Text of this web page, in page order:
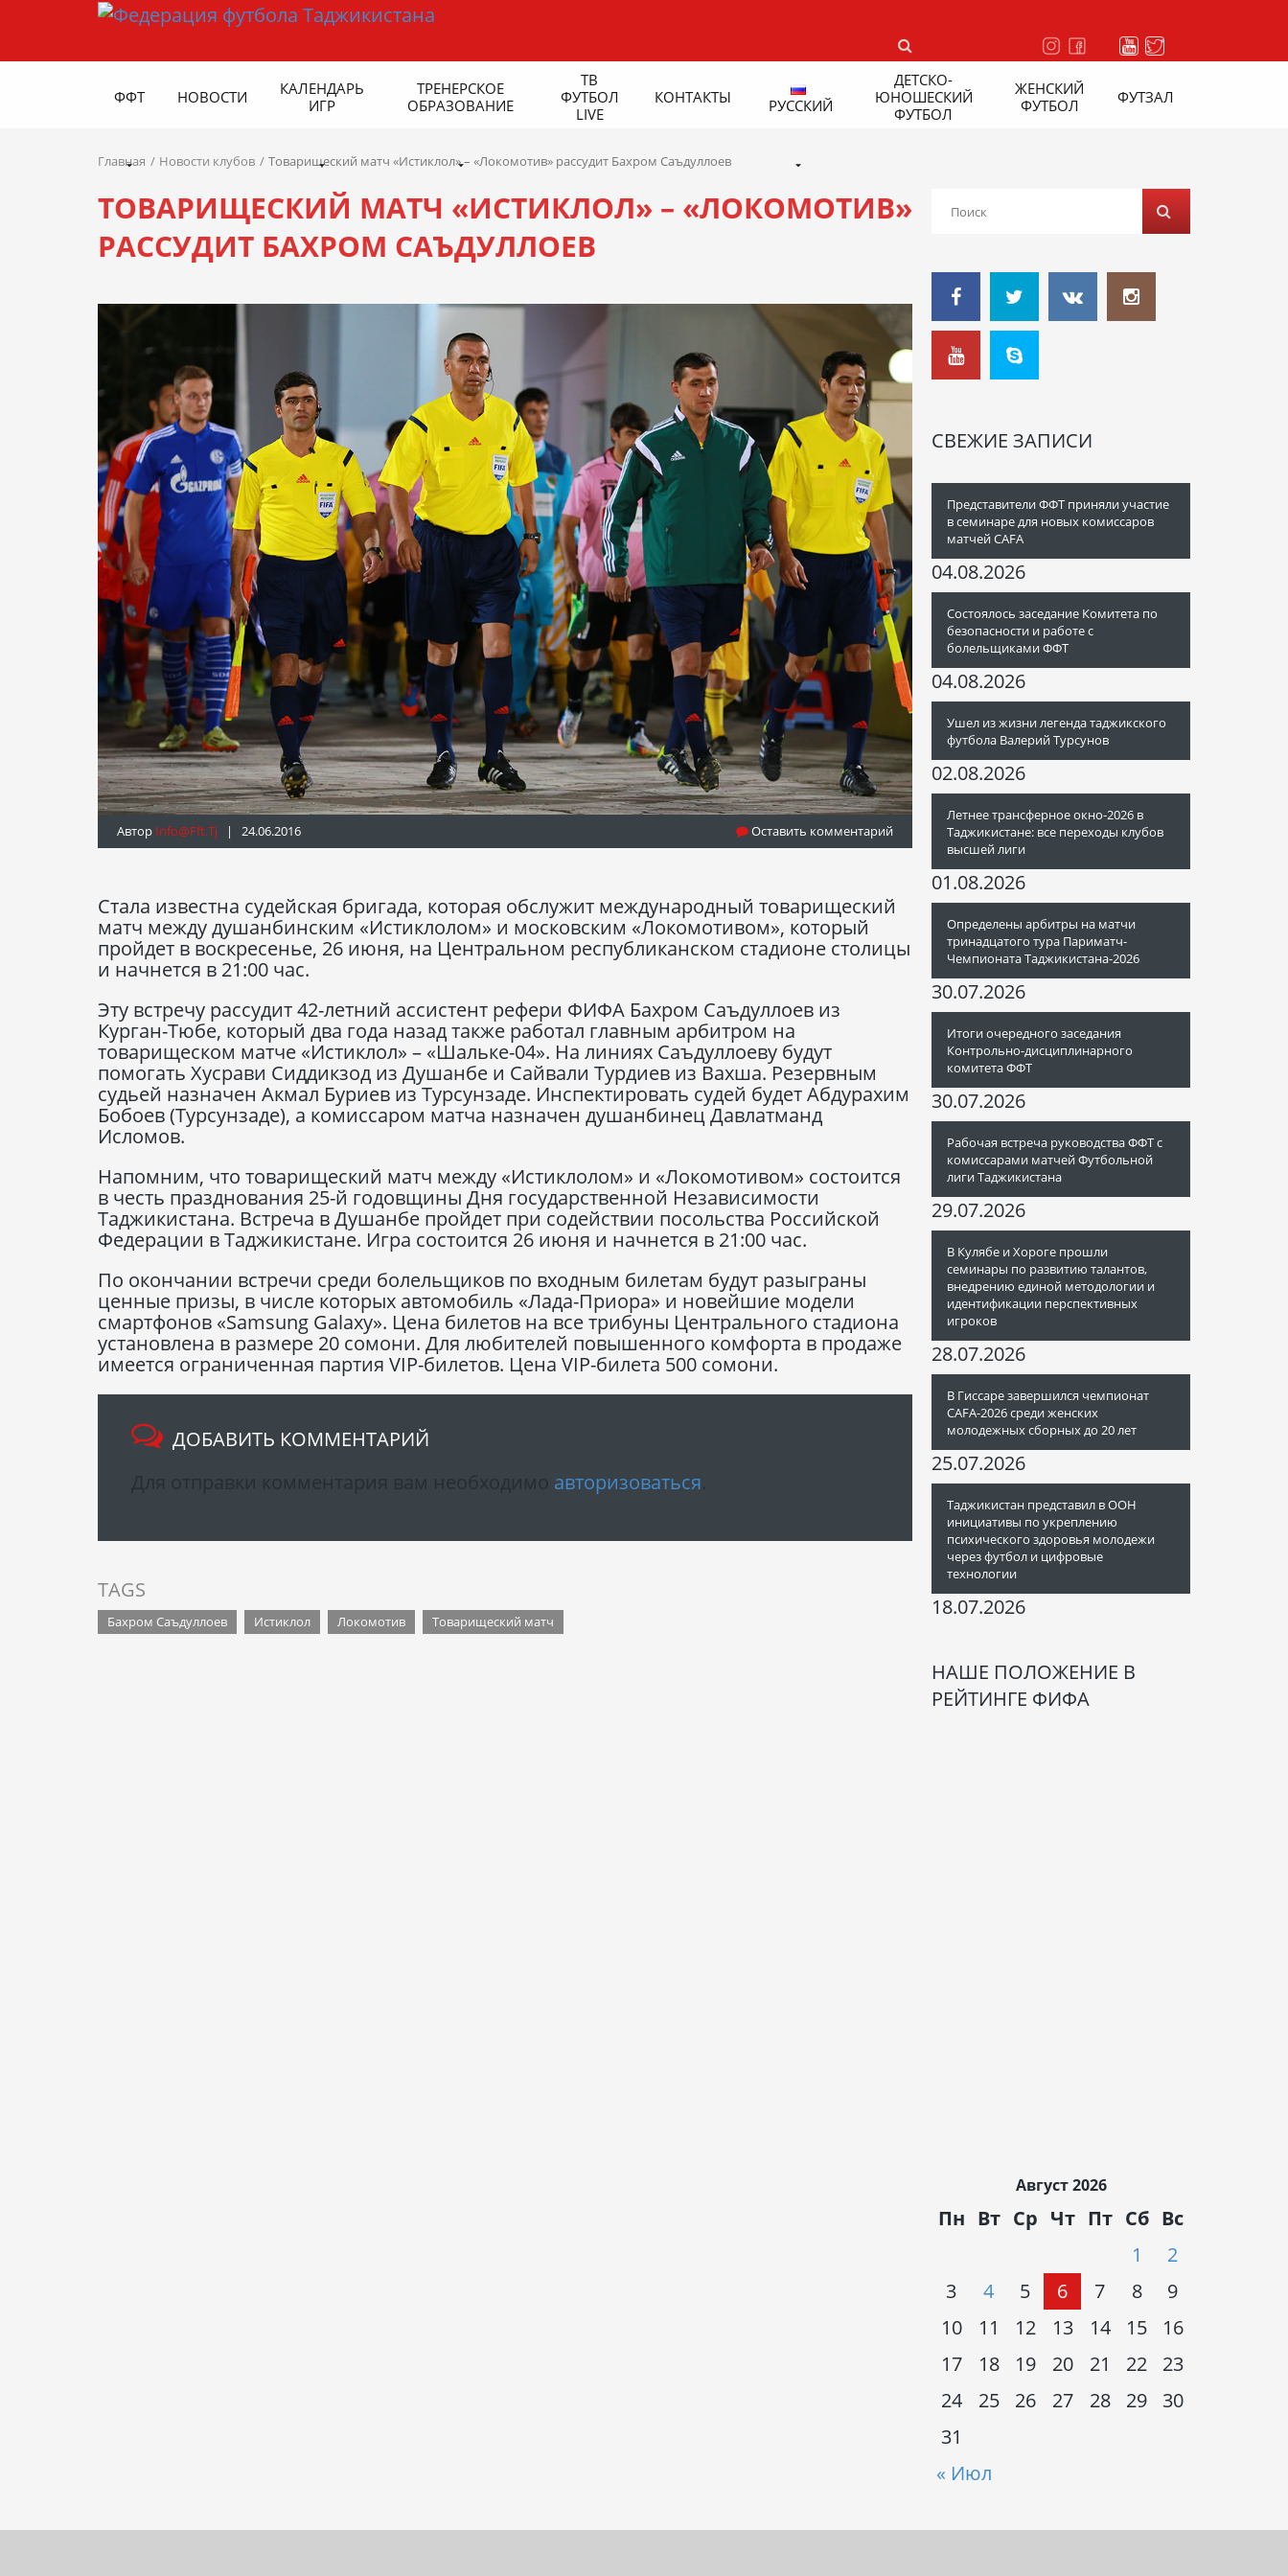
ФФТ НОВОСТИ
КАЛЕНДАРЬ
ИГР
ТРЕНЕРСКОЕ
ОБРАЗОВАНИЕ
ТВ
ФУТБОЛ
LIVE
КОНТАКТЫ РУССКИЙ
ДЕТСКО-
ЮНОШЕСКИЙ
ФУТБОЛ
ЖЕНСКИЙ
ФУТБОЛ
ФУТЗАЛ
Главная Новости клубов Товарищеский матч «Истиклол» – «Локомотив» рассудит Бахром Саъдуллоев
ТОВАРИЩЕСКИЙ МАТЧ «ИСТИКЛОЛ» – «ЛОКОМОТИВ»
РАССУДИТ БАХРОМ САЪДУЛЛОЕВ
Автор Info@fft.tj | 24.06.2016 Оставить комментарий
Стала известна судейская бригада, которая обслужит международный товарищеский
матч между душанбинским «Истиклолом» и московским «Локомотивом», который
пройдет в воскресенье, 26 июня, на Центральном республиканском стадионе столицы
и начнется в 21:00 час.
Эту встречу рассудит 42-летний ассистент рефери ФИФА Бахром Саъдуллоев из
Курган-Тюбе, который два года назад также работал главным арбитром на
товарищеском матче «Истиклол» – «Шальке-04». На линиях Саъдуллоеву будут
помогать Хусрави Сиддикзод из Душанбе и Сайвали Турдиев из Вахша. Резервным
судьей назначен Акмал Буриев из Турсунзаде. Инспектировать судей будет Абдурахим
Бобоев (Турсунзаде), а комиссаром матча назначен душанбинец Давлатманд
Исломов.
Напомним, что товарищеский матч между «Истиклолом» и «Локомотивом» состоится
в честь празднования 25-й годовщины Дня государственной Независимости
Таджикистана. Встреча в Душанбе пройдет при содействии посольства Российской
Федерации в Таджикистане. Игра состоится 26 июня и начнется в 21:00 час.
По окончании встречи среди болельщиков по входным билетам будут разыграны
ценные призы, в числе которых автомобиль «Лада-Приора» и новейшие модели
смартфонов «Samsung Galaxy». Цена билетов на все трибуны Центрального стадиона
установлена в размере 20 сомони. Для любителей повышенного комфорта в продаже
имеется ограниченная партия VIP-билетов. Цена VIP-билета 500 сомони.
ДОБАВИТЬ КОММЕНТАРИЙ
авторизоваться
TAGS
Бахром Саъдуллоев Истиклол Локомотив Товарищеский матч
СВЕЖИЕ ЗАПИСИ
Представители ФФТ приняли участие
в семинаре для новых комиссаров
матчей CAFA
04.08.2026
Состоялось заседание Комитета по
безопасности и работе с
болельщиками ФФТ
04.08.2026
Ушел из жизни легенда таджикского
футбола Валерий Турсунов
02.08.2026
Летнее трансферное окно-2026 в
Таджикистане: все переходы клубов
высшей лиги
01.08.2026
Определены арбитры на матчи
тринадцатого тура Париматч-
Чемпионата Таджикистана-2026
30.07.2026
Итоги очередного заседания
Контрольно-дисциплинарного
комитета ФФТ
30.07.2026
Рабочая встреча руководства ФФТ с
комиссарами матчей Футбольной
лиги Таджикистана
29.07.2026
В Кулябе и Хороге прошли
семинары по развитию талантов,
внедрению единой методологии и
идентификации перспективных
игроков
28.07.2026
В Гиссаре завершился чемпионат
CAFA-2026 среди женских
молодежных сборных до 20 лет
25.07.2026
Таджикистан представил в ООН
инициативы по укреплению
психического здоровья молодежи
через футбол и цифровые
технологии
18.07.2026
НАШЕ ПОЛОЖЕНИЕ В
РЕЙТИНГЕ ФИФА
Август 2026
Пн Вт Ср Чт Пт Сб Вс
« Июл
1
2
3
4 5 6 7 8
9
10
11 12 13 14 15
16
17
18 19 20 21 22
23
24
25 26 27 28 29
30
31